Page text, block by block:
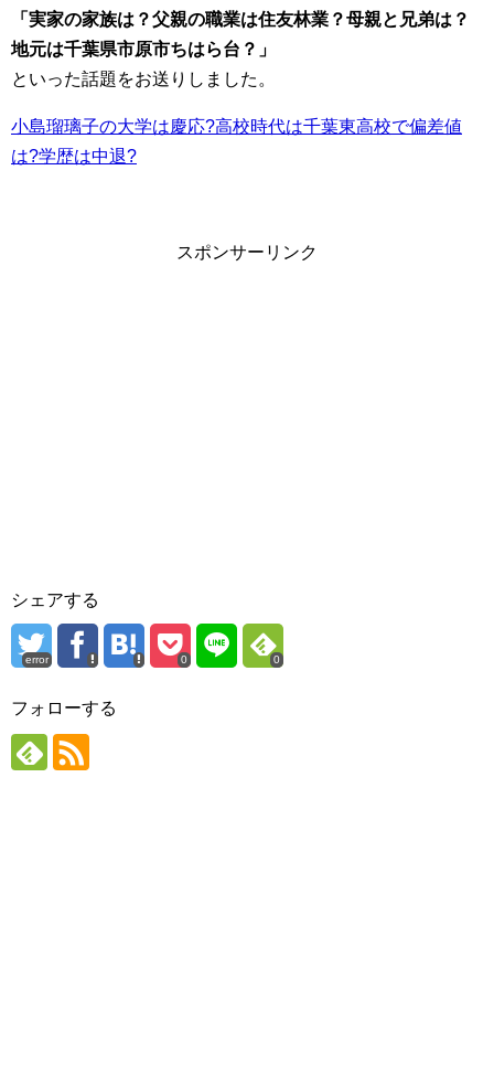
「実家の家族は？父親の職業は住友林業？母親と兄弟は？
地元は千葉県市原市ちはら台？」
といった話題をお送りしました。
小島瑠璃子の大学は慶応?高校時代は千葉東高校で偏差値
は?学歴は中退?
スポンサーリンク
シェアする
error 0 0
フォローする